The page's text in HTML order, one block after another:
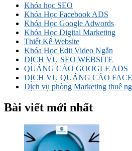
Khóa học SEO
Khóa Học Facebook ADS
Khóa Học Google Adwords
Khóa Học Digital Marketing
Thiết Kế Website
Khóa Học Edit Video Ngắn
DỊCH VỤ SEO WEBSITE
QUẢNG CÁO GOOGLE ADS
DỊCH VỤ QUẢNG CÁO
Dịch vụ phòng Marketing thuê
Bài viết mới nhất